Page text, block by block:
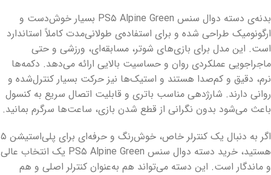
بدنه‌ی دسته دوال سنس PS۵ Alpine Green بسیار خوش‌دست و
ارگونومیک طراحی شده و برای استفاده‌ی طولانی‌مدت کاملاً استاندارد
است. این مدل برای بازی‌های شوتر، مسابقه‌ای، ورزشی و حتی
ماجراجویی عملکردی روان و حساسیت بالایی ارائه می‌دهد. دکمه‌ها
نرم، دقیق و کم‌صدا هستند و استیک‌ها نیز حرکت بسیار کنترل‌شده و
روانی دارند. شارژدهی مناسب باتری و قابلیت اتصال سریع به کنسول
باعث می‌شود بدون نگرانی از قطع شدن بازی، ساعت‌ها سرگرم بمانید.
اگر به دنبال یک کنترلر خاص، خوش‌رنگ و حرفه‌ای برای پلی‌استیشن ۵
هستید، خرید دسته دوال سنس PS۵ Alpine Green یک انتخاب عالی
و ماندگار است. این دسته می‌تواند هم به‌عنوان کنترلر اصلی و هم